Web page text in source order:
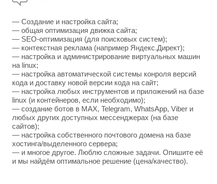
— Создание и настройка сайта;
— общая оптимизация движка сайта;
— SEO-оптимизация (для поисковых систем);
— контекстная реклама (например Яндекс.Директ);
— настройка и администрирование виртуальных машин
на linux;
— настройка автоматической системы конроля версий
кода и доставку новой версии кода на сайт;
— настройка любых инструментов и приложений на базе
linux (и контейнеров, если необходимо);
— создание ботов в MAX, Telegram, WhatsApp, Viber и
любых других доступных мессенджерах (на базе
сайтов);
— настройка собственного почтового домена на базе
хостинга/выделенного сервера;
— и многое другое. Люблю сложные задачи. Опишите её
и мы найдём оптимальное решение (цена/качество).